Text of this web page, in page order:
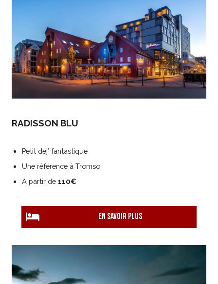
RADISSON BLU
Petit dej’ fantastique
Une référence à Tromso
A partir de 110€
EN savoir plus